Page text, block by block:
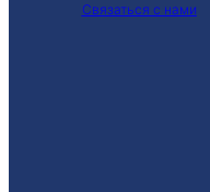
Связаться с нами